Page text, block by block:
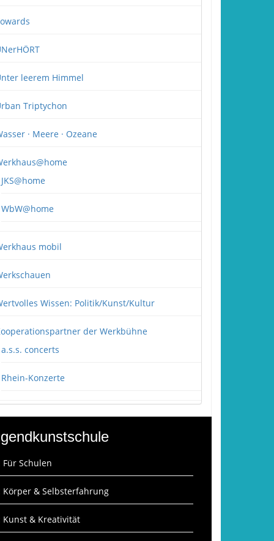
leerem Himmel
Triptychon
· Meere · Ozeane
JKS@home
WbW@home
mobil
Wissen: Politik/Kunst/Kultur
der Werkbühne
a.s.s. concerts
Rhein-Konzerte
Für Schulen
Körper & Selbsterfahrung
Kunst & Kreativität